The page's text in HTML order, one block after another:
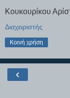
Κουκουρίκου
Διαχειριστής
Κοινή χρήση
‹